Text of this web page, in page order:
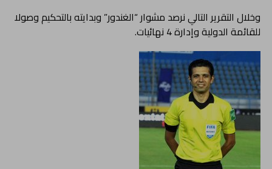
وخلال التقرير التالي نرصد مشوار “الغندور” وبدايته بالتحكيم وصولا
للقائمة الدولية وإدارة 4 نهائيات.